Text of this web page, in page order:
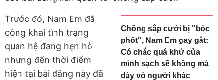
Chồng sắp cưới bị "bóc
phốt", Nam Em gay gắt:
Có chắc quá khứ của
mình sạch sẽ không mà
dày vò người khác
Trước đó, Nam Em đã
công khai tình trạng
quan hệ đang hẹn hò
nhưng đến thời điểm
hiện tại bài đăng này đã